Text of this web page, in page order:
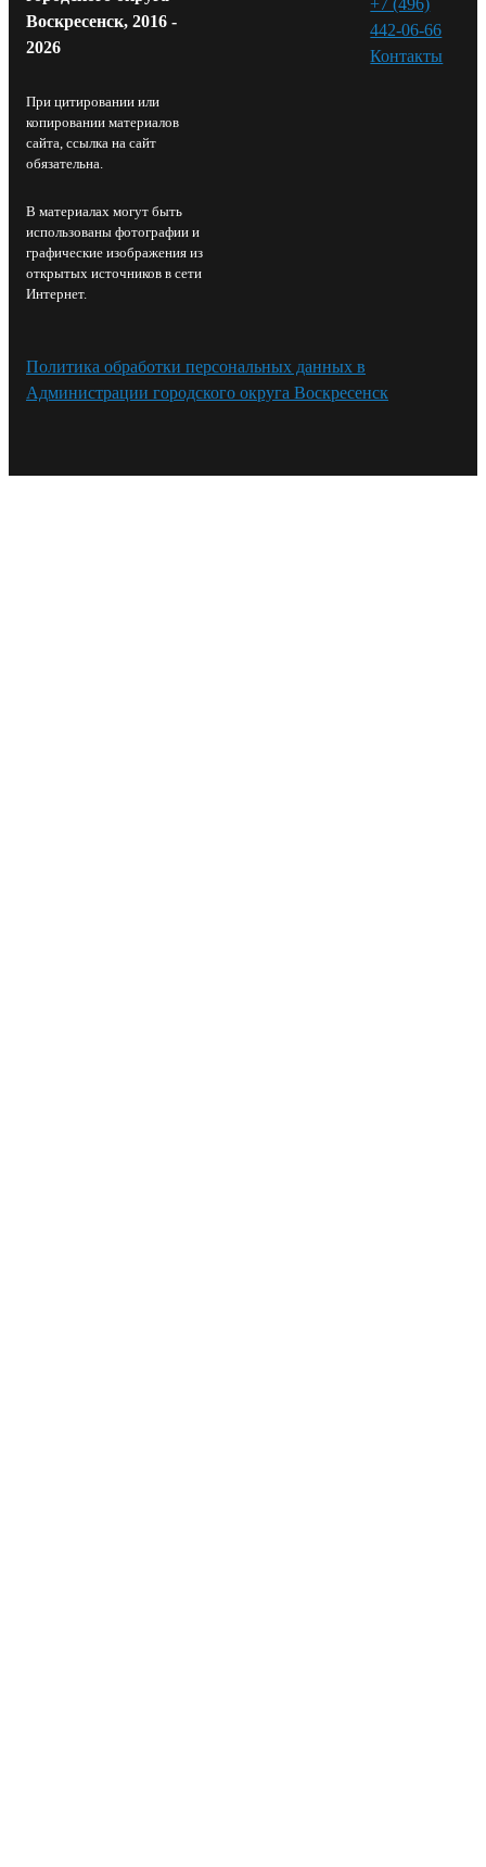
Воскресенск, 2016 -
2026
При цитировании или
копировании материалов
сайта, ссылка на сайт
обязательна.
В материалах могут быть
использованы фотографии и
графические изображения из
открытых источников в сети
Интернет.
442-06-66
Контакты⁠
Политика обработки персональных данных в
Администрации городского округа Воскресенск